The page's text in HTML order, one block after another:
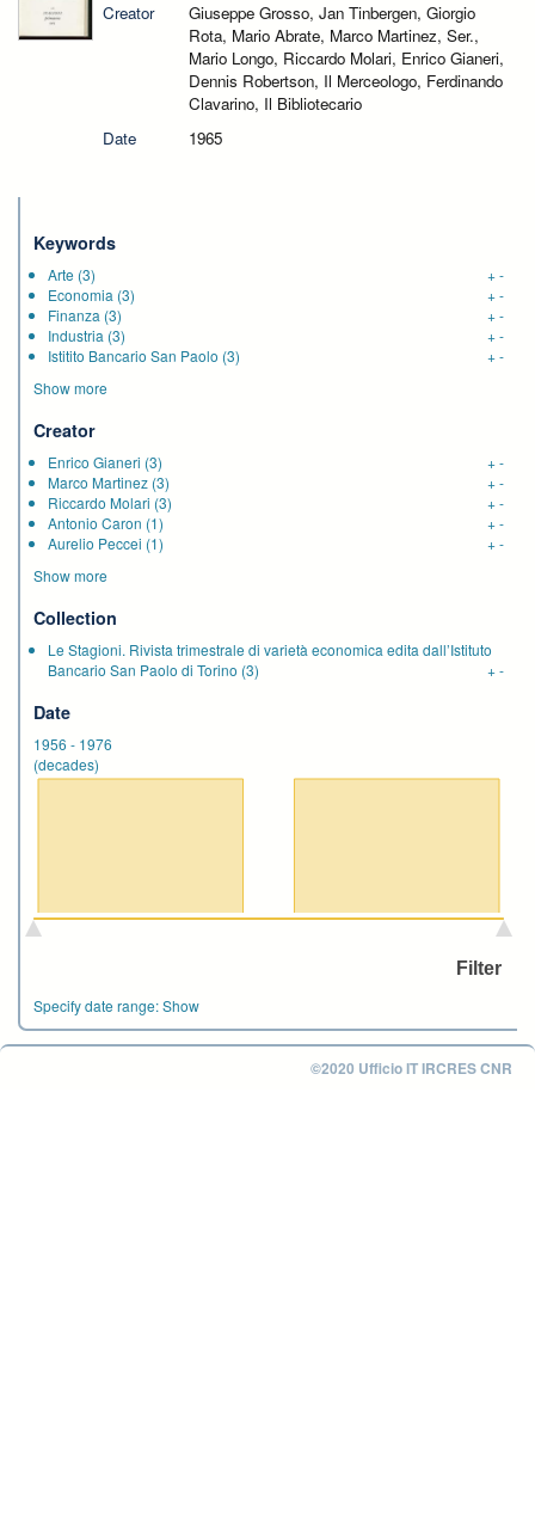
Creator
Giuseppe Grosso, Jan Tinbergen, Giorgio
Rota, Mario Abrate, Marco Martinez, Ser.,
Mario Longo, Riccardo Molari, Enrico Gianeri,
Dennis Robertson, Il Merceologo, Ferdinando
Clavarino, Il Bibliotecario
Date
1965
Keywords
Arte (3) +-
Economia (3) +-
Finanza (3) +-
Industria (3) +-
Istitito Bancario San Paolo (3) +-
Show more
Creator
Enrico Gianeri (3) +-
Marco Martinez (3) +-
Riccardo Molari (3) +-
Antonio Caron (1) +-
Aurelio Peccei (1) +-
Show more
Collection
Le Stagioni. Rivista trimestrale di varietà economica edita dall’Istituto
Bancario San Paolo di Torino (3) +-
Date
1956 - 1976
(decades)
Specify date range:Show
©2020 Ufficio IT IRCRES CNR